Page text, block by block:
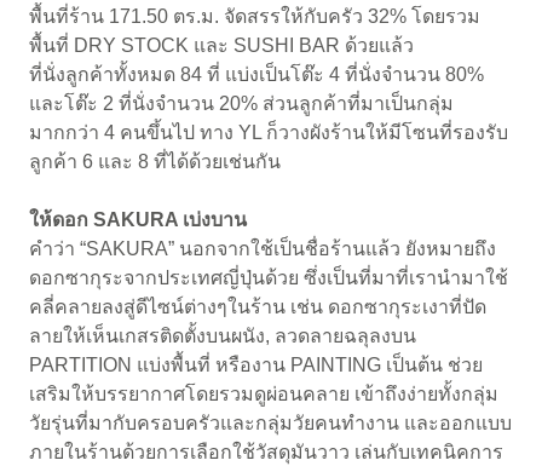
พื้นที่ร้าน 171.50 ตร.ม. จัดสรรให้กับครัว 32% โดยรวม
พื้นที่ DRY STOCK และ SUSHI BAR ด้วยแล้ว
ที่นั่งลูกค้าทั้งหมด 84 ที่ แบ่งเป็นโต๊ะ 4 ที่นั่งจำนวน 80%
และโต๊ะ 2 ที่นั่งจำนวน 20% ส่วนลูกค้าที่มาเป็นกลุ่ม
มากกว่า 4 คนขึ้นไป ทาง YL ก็วางผังร้านให้มีโซนที่รองรับ
ลูกค้า 6 และ 8 ที่ได้ด้วยเช่นกัน
ให้ดอก SAKURA เบ่งบาน
คำว่า “SAKURA” นอกจากใช้เป็นชื่อร้านแล้ว ยังหมายถึง
ดอกซากุระจากประเทศญี่ปุ่นด้วย ซึ่งเป็นที่มาที่เรานำมาใช้
คลี่คลายลงสู่ดีไซน์ต่างๆในร้าน เช่น ดอกซากุระเงาที่ปัด
ลายให้เห็นเกสรติดตั้งบนผนัง, ลวดลายฉลุลงบน
PARTITION แบ่งพื้นที่ หรืองาน PAINTING เป็นต้น ช่วย
เสริมให้บรรยากาศโดยรวมดูผ่อนคลาย เข้าถึงง่ายทั้งกลุ่ม
วัยรุ่นที่มากับครอบครัวและกลุ่มวัยคนทำงาน และออกแบบ
ภายในร้านด้วยการเลือกใช้วัสดุมันวาว เล่นกับเทคนิคการ